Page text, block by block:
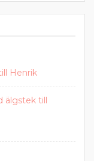
Henrik
älgstek till